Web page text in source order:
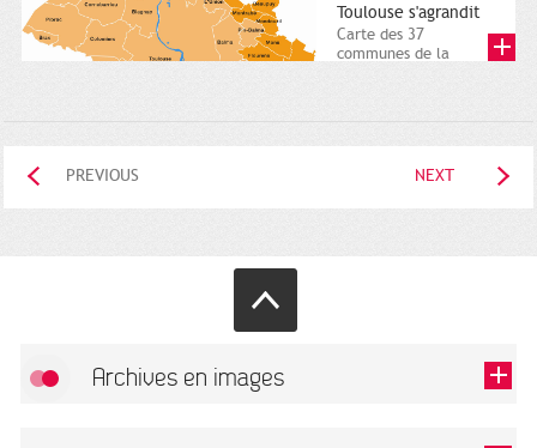
Toulouse s'agrandit
Carte des 37
communes de la
PREVIOUS NEXT
Archives en images